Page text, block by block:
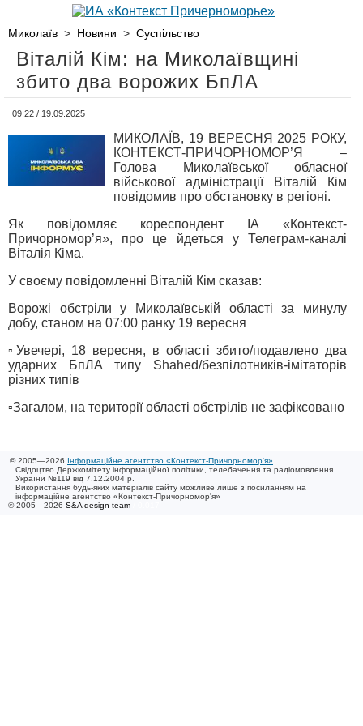
Миколаїв > Новини > Суспільство
Віталій Кім: на Миколаївщині
збито два ворожих БпЛА
09:22 / 19.09.2025
МИКОЛАЇВ, 19 ВЕРЕСНЯ 2025 РОКУ,
КОНТЕКСТ-ПРИЧОРНОМОР’Я –
Голова Миколаївської обласної
військової адміністрації Віталій Кім
повідомив про обстановку в регіоні.
Як повідомляє кореспондент ІА «Контекст-
Причорномор’я», про це йдеться у Телеграм-каналі
Віталія Кіма.
У своєму повідомленні Віталій Кім сказав:
Ворожі обстріли у Миколаївській області за минулу
добу, станом на 07:00 ранку 19 вересня
▫️Увечері, 18 вересня, в області збито/подавлено два
ударних БпЛА типу Shahed/безпілотників-імітаторів
різних типів
▫️Загалом, на території області обстрілів не зафіксовано
© 2005—2026 Інформаційне агентство «Контекст-Причорномор'я»
Свідоцтво Держкомітету інформаційної політики, телебачення та радіомовлення
України №119 від 7.12.2004 р.
Використання будь-яких матеріалів сайту можливе лише з посиланням на
інформаційне агентство «Контекст-Причорномор'я»
© 2005—2026 S&A design team